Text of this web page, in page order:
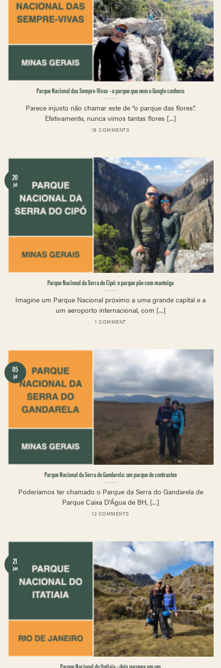
Parque Nacional das Sempre-Vivas – o parque que nem o Google conhece
Parece injusto não chamar este de “o parque das flores”.
Efetivamente, nunca vimos tantas flores [...]
18 COMMENTS
Parque Nacional da Serra do Cipó: o parque pão com manteiga
Imagine um Parque Nacional próximo a uma grande capital e a
um aeroporto internacional, com [...]
1 COMMENT
20
jul
Parque Nacional da Serra do Gandarela: um parque de contrastes
Poderíamos ter chamado o Parque da Serra do Gandarela de
Parque Caixa D’Água de BH, [...]
12 COMMENTS
05
jul
21
jun